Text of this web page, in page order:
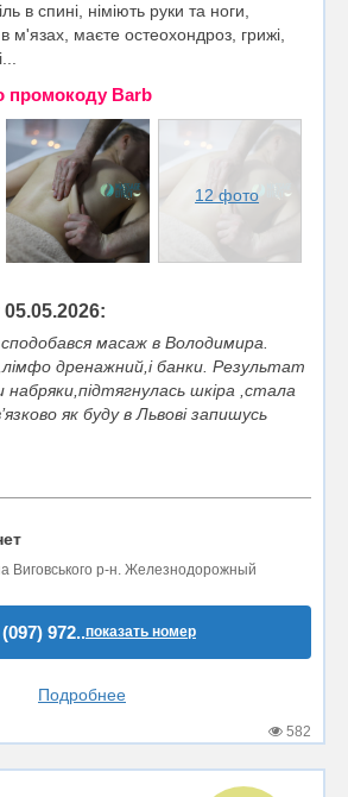
в спині, німіють руки та ноги,
в м'язах, маєте остеохондроз, грижі,
промокоду Barb
12 фото
масаж в Володимира.
дренажний,і банки. Результат
шкіра ,стала
як буду в Львові запишусь
Виговського р-н. Железнодорожный
972..показать номер
Подробнее
582